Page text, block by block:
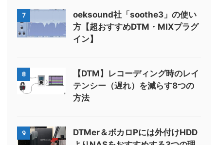
7
oeksound社「soothe3」の使い
方【超おすすめDTM・MIXプラグ
イン】
8
【DTM】レコーディング時のレイ
テンシー（遅れ）を減らす8つの
方法
9
DTMer＆ボカロPには外付けHDD